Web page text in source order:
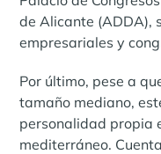
de Alicante (ADDA),
empresariales y
Por último, pese a
tamaño mediano,
personalidad propia
mediterráneo.